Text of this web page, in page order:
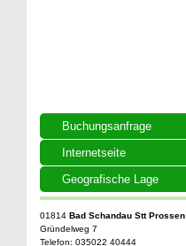
Buchungsanfrage
Internetseite
Geografische Lage
01814 Bad Schandau Stt Prossen
Gründelweg 7
Telefon: 035022 40444